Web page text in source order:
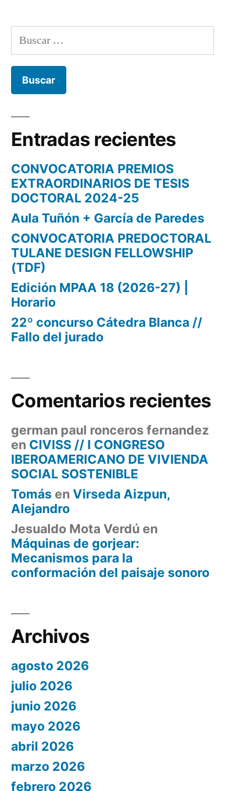
Buscar:
Entradas recientes
CONVOCATORIA PREMIOS
EXTRAORDINARIOS DE TESIS
DOCTORAL 2024-25
Aula Tuñón + García de Paredes
CONVOCATORIA PREDOCTORAL
TULANE DESIGN FELLOWSHIP
(TDF)
Edición MPAA 18 (2026-27) |
Horario
22º concurso Cátedra Blanca //
Fallo del jurado
Comentarios recientes
german paul ronceros fernandez
en CIVISS // I CONGRESO
IBEROAMERICANO DE VIVIENDA
SOCIAL SOSTENIBLE
Tomás en Virseda Aizpun,
Alejandro
Jesualdo Mota Verdú en
Máquinas de gorjear:
Mecanismos para la
conformación del paisaje sonoro
Archivos
agosto 2026
julio 2026
junio 2026
mayo 2026
abril 2026
marzo 2026
febrero 2026